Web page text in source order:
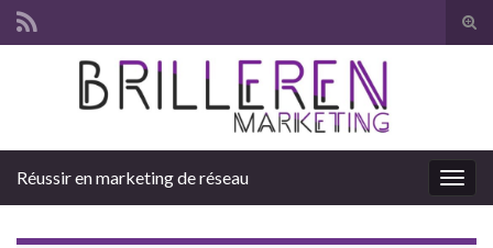
Search for:
Réussir en marketing de réseau